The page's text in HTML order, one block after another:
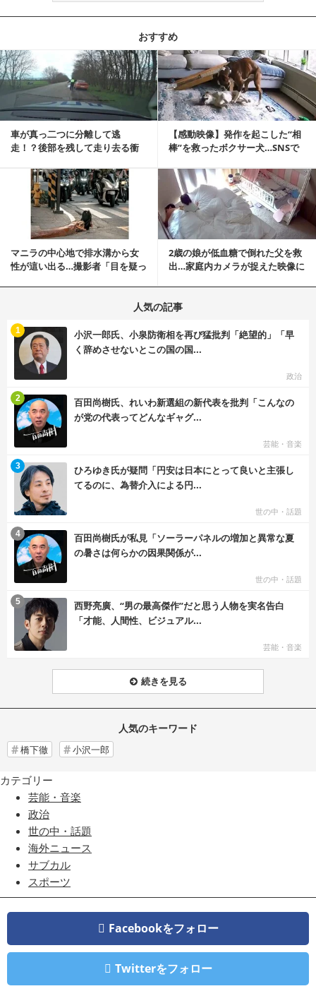
おすすめ
車が真っ二つに分離して逃
走！？後部を残して走り去る衝
【感動映像】発作を起こした“相
棒”を救ったボクサー犬…SNSで
記事を読む
マニラの中心地で排水溝から女
性が這い出る…撮影者「目を疑っ
2歳の娘が低血糖で倒れた父を救
出…家庭内カメラが捉えた映像に
記事を読む
人気の記事
小沢一郎氏、小泉防衛相を再び猛批判「絶望的」「早
く辞めさせないとこの国の国...
政治
1
百田尚樹氏、れいわ新選組の新代表を批判「こんなの
が党の代表ってどんなギャグ...
芸能・音楽
2
ひろゆき氏が疑問「円安は日本にとって良いと主張し
てるのに、為替介入による円...
世の中・話題
3
百田尚樹氏が私見「ソーラーパネルの増加と異常な夏
の暑さは何らかの因果関係が...
世の中・話題
4
西野亮廣、“男の最高傑作”だと思う人物を実名告白
「才能、人間性、ビジュアル...
芸能・音楽
5
続きを見る
人気のキーワード
橋下徹 小沢一郎
カテゴリー
芸能・音楽
政治
世の中・話題
海外ニュース
サブカル
スポーツ
Facebookをフォロー
Twitterをフォロー